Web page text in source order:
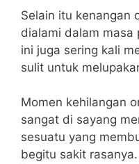
Selain itu kenangan
dialami dalam masa
ini juga sering kali
sulit untuk
Momen kehilangan
sangat di sayang
sesuatu yang
begitu sakit